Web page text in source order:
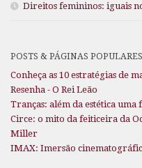
Direitos femininos: iguais
POSTS & PÁGINAS POPULARES
Conheça as 10 estratégias de
Resenha - O Rei Leão
Tranças: além da estética
Circe: o mito da feiticeira da
Miller
IMAX: Imersão